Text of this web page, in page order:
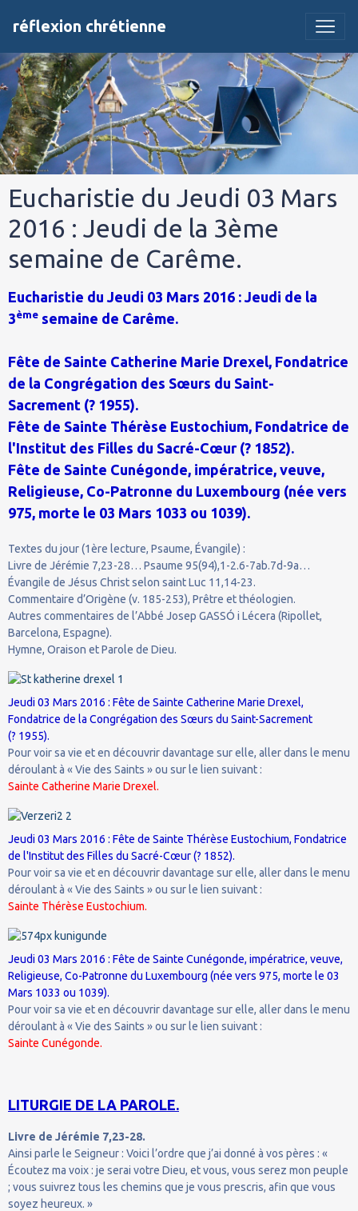
réflexion chrétienne
Eucharistie du Jeudi 03 Mars
2016 : Jeudi de la 3ème
semaine de Carême.
Eucharistie du Jeudi 03 Mars 2016 : Jeudi de la
3ème semaine de Carême.
Fête de Sainte Catherine Marie Drexel, Fondatrice
de la Congrégation des Sœurs du Saint-
Sacrement (? 1955).
Fête de Sainte Thérèse Eustochium, Fondatrice de
l'Institut des Filles du Sacré-Cœur (? 1852).
Fête de Sainte Cunégonde, impératrice, veuve,
Religieuse, Co-Patronne du Luxembourg (née vers
975, morte le 03 Mars 1033 ou 1039).
Textes du jour (1ère lecture, Psaume, Évangile) :
Livre de Jérémie 7,23-28… Psaume 95(94),1-2.6-7ab.7d-9a…
Évangile de Jésus Christ selon saint Luc 11,14-23.
Commentaire d’Origène (v. 185-253), Prêtre et théologien.
Autres commentaires de l’Abbé Josep GASSÓ i Lécera (Ripollet,
Barcelona, Espagne).
Hymne, Oraison et Parole de Dieu.
Jeudi 03 Mars 2016 : Fête de Sainte Catherine Marie Drexel,
Fondatrice de la Congrégation des Sœurs du Saint-Sacrement
(? 1955).
Pour voir sa vie et en découvrir davantage sur elle, aller dans le menu
déroulant à « Vie des Saints » ou sur le lien suivant :
Sainte Catherine Marie Drexel.
Jeudi 03 Mars 2016 : Fête de Sainte Thérèse Eustochium, Fondatrice
de l'Institut des Filles du Sacré-Cœur (? 1852).
Pour voir sa vie et en découvrir davantage sur elle, aller dans le menu
déroulant à « Vie des Saints » ou sur le lien suivant :
Sainte Thérèse Eustochium.
Jeudi 03 Mars 2016 : Fête de Sainte Cunégonde, impératrice, veuve,
Religieuse, Co-Patronne du Luxembourg (née vers 975, morte le 03
Mars 1033 ou 1039).
Pour voir sa vie et en découvrir davantage sur elle, aller dans le menu
déroulant à « Vie des Saints » ou sur le lien suivant :
Sainte Cunégonde.
LITURGIE DE LA PAROLE.
Livre de Jérémie 7,23-28.
Ainsi parle le Seigneur : Voici l’ordre que j’ai donné à vos pères : «
Écoutez ma voix : je serai votre Dieu, et vous, vous serez mon peuple
; vous suivrez tous les chemins que je vous prescris, afin que vous
soyez heureux. »